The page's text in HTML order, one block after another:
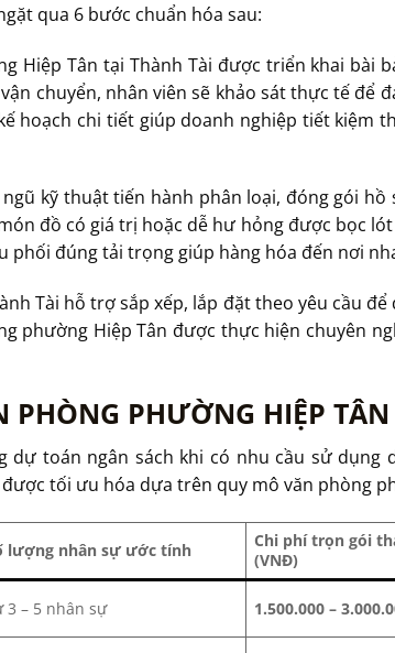
qua 6 bước chuẩn hóa sau:
Hiệp Tân tại Thành Tài được triển khai bài
chuyển, nhân viên sẽ khảo sát thực tế để
hoạch chi tiết giúp doanh nghiệp tiết kiệm
kỹ thuật tiến hành phân loại, đóng gói
đồ có giá trị hoặc dễ hư hỏng được bọc
phối đúng tải trọng giúp hàng hóa đến nơi
Tài hỗ trợ sắp xếp, lắp đặt theo yêu cầu
phường Hiệp Tân được thực hiện chuyên
PHÒNG PHƯỜNG HIỆP
dự toán ngân sách khi có nhu cầu sử dụng
tối ưu hóa dựa trên quy mô văn phòng
lượng nhân sự ước tính
Chi phí trọn gói
(VNĐ)
3 – 5 nhân sự 1.500.000 –